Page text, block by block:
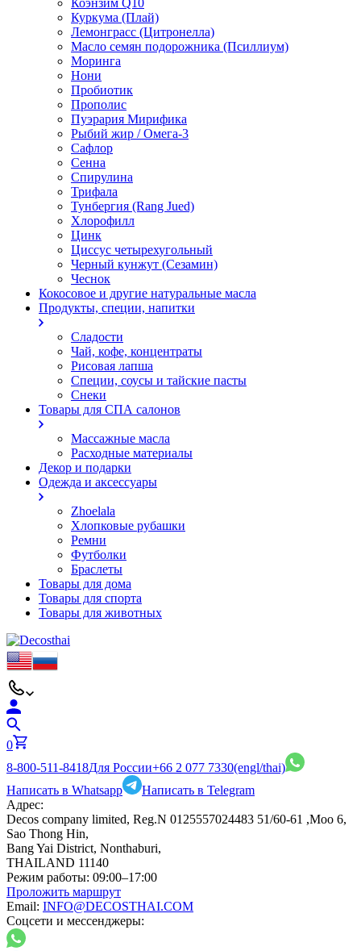
Коэнзим Q10
Куркума (Плай)
Лемонграсс (Цитронелла)
Масло семян подорожника (Псиллиум)
Моринга
Нони
Пробиотик
Прополис
Пуэрария Мирифика
Рыбий жир / Омега-3
Сафлор
Сенна
Спирулина
Трифала
Тунбергия (Rang Jued)
Хлорофилл
Цинк
Циссус четырехугольный
Черный кунжут (Сезамин)
Чеснок
Кокосовое и другие натуральные масла
Продукты, специи, напитки
Сладости
Чай, кофе, концентраты
Рисовая лапша
Специи, соусы и тайские пасты
Снеки
Товары для СПА салонов
Массажные масла
Расходные материалы
Декор и подарки
Одежда и аксессуары
Zhoelala
Хлопковые рубашки
Ремни
Футболки
Браслеты
Товары для дома
Товары для спорта
Товары для животных
0
8-800-511-8418Для России+66 2 077 7330(engl/thai)
Написать в Whatsapp
Написать в Telegram
Адрес:
Decos company limited, Reg.N 0125557024483 51/60-61 ,Moo 6,
Sao Thong Hin,
Bang Yai District, Nonthaburi,
THAILAND 11140
Режим работы: 09:00–17:00
Проложить маршрут
Email: INFO@DECOSTHAI.COM
Соцсети и мессенджеры: